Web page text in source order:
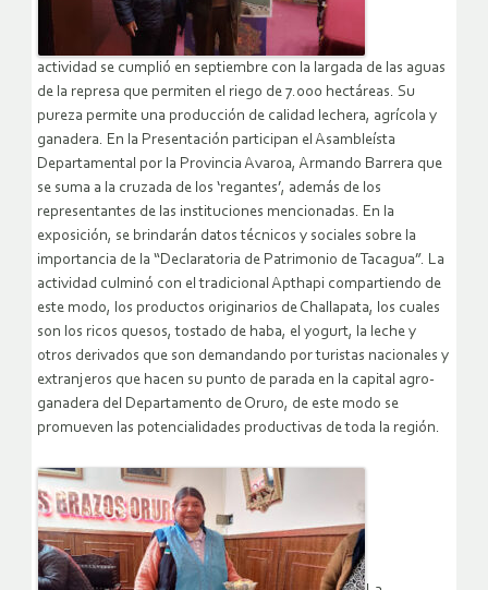
actividad se cumplió en septiembre con la largada de las aguas
de la represa que permiten el riego de 7.000 hectáreas. Su
pureza permite una producción de calidad lechera, agrícola y
ganadera. En la Presentación participan el Asambleísta
Departamental por la Provincia Avaroa, Armando Barrera que
se suma a la cruzada de los ‘regantes’, además de los
representantes de las instituciones mencionadas. En la
exposición, se brindarán datos técnicos y sociales sobre la
importancia de la “Declaratoria de Patrimonio de Tacagua”. La
actividad culminó con el tradicional Apthapi compartiendo de
este modo, los productos originarios de Challapata, los cuales
son los ricos quesos, tostado de haba, el yogurt, la leche y
otros derivados que son demandando por turistas nacionales y
extranjeros que hacen su punto de parada en la capital agro-
ganadera del Departamento de Oruro, de este modo se
promueven las potencialidades productivas de toda la región.